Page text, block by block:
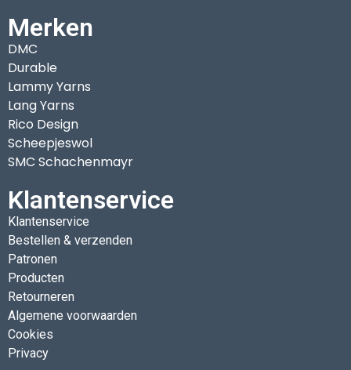
Merken
DMC
Durable
Lammy Yarns
Lang Yarns
Rico Design
Scheepjeswol
SMC Schachenmayr
Klantenservice
Klantenservice
Bestellen & verzenden
Patronen
Producten
Retourneren
Algemene voorwaarden
Cookies
Privacy